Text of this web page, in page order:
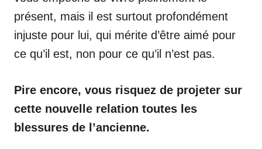
présent, mais il est surtout profondément
injuste pour lui, qui mérite d’être aimé pour
ce qu’il est, non pour ce qu’il n’est pas.
Pire encore, vous risquez de projeter sur
cette nouvelle relation toutes les
blessures de l’ancienne.